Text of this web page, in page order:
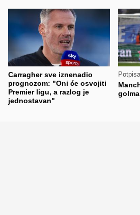
Carragher sve iznenadio
prognozom: "Oni će osvojiti
Premier ligu, a razlog je
jednostavan"